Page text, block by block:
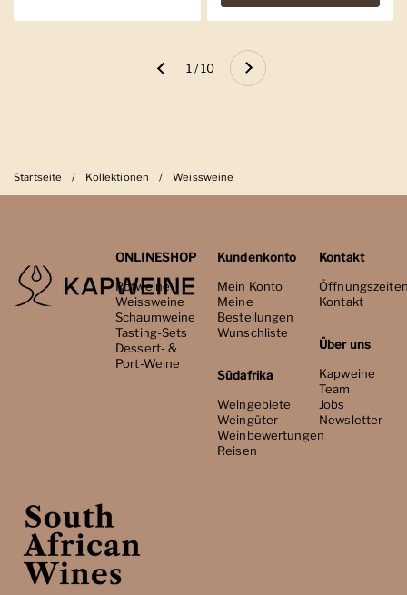
Zurück 1 / 10 Weiter
Startseite / Kollektionen / Weissweine
ONLINESHOP
Rotweine
Weissweine
Schaumweine
Tasting-Sets
Dessert- &
Port-Weine
Kundenkonto
Mein Konto
Meine
Bestellungen
Wunschliste
Südafrika
Weingebiete
Weingüter
Weinbewertungen
Reisen
Kontakt
Kontakt
Über uns
Kapweine
Team
Jobs
Newsletter